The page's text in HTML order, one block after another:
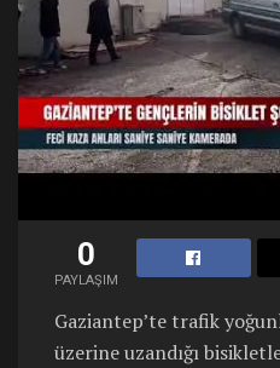
0
PAYLAŞIM
Gaziantep’te trafik
üzerine uzandığı